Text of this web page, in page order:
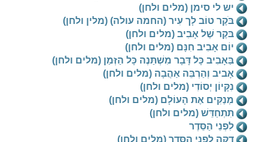
יש לי סימן (מלים ולחן)
בֹּקֶר טוֹב לָך עִיר (החמה עולה) (מלין ולחן)
בּקֶר שֶׁל אָבִיב (מלים ולחן)
יוֹם אָבִיב חִנָּם (מלים ולחן)
בַּאָבִיב כָּל דָּבָר מִשְׁתַּנֶה כָּל הַזְּמַן (מלים ולחן)
אָביב וְהַרְבֵּה אַהֲבָה (מלים ולחן)
נִקָּיוֹן יְסוֹדִי (מלים ולחן)
מְנַקִּים אֶת הָעוֹלָם (מלים ולחן)
תִּתְחַדֵּשׁ (מלים ולחן)
לִפְנֵי הַסֵּדֶר
דַקָּה לִפְנֵי הַסֵּדֶר (מלים ולחן)